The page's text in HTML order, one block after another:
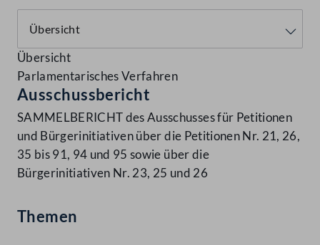
Übersicht
Parlamentarisches Verfahren
Ausschussbericht
SAMMELBERICHT des Ausschusses für Petitionen
und Bürgerinitiativen über die Petitionen Nr. 21, 26,
35 bis 91, 94 und 95 sowie über die
Bürgerinitiativen Nr. 23, 25 und 26
Themen